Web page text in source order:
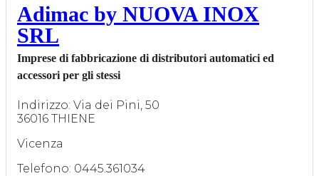
Adimac by NUOVA INOX
SRL
Imprese di fabbricazione di distributori automatici ed
accessori per gli stessi
Indirizzo: Via dei Pini, 50
36016 THIENE
Vicenza
Telefono: 0445.361034